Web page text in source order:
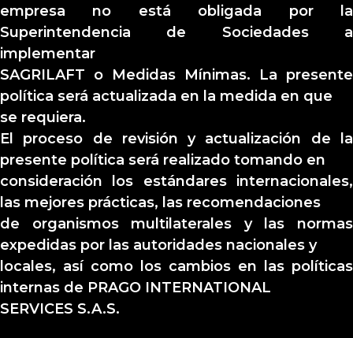
empresa no está obligada por la
Superintendencia de Sociedades a
implementar
SAGRILAFT o Medidas Mínimas. La presente
política será actualizada en la medida en que
se requiera.
El proceso de revisión y actualización de la
presente política será realizado tomando en
consideración los estándares internacionales,
las mejores prácticas, las recomendaciones
de organismos multilaterales y las normas
expedidas por las autoridades nacionales y
locales, así como los cambios en las políticas
internas de PRAGO INTERNATIONAL
SERVICES S.A.S.